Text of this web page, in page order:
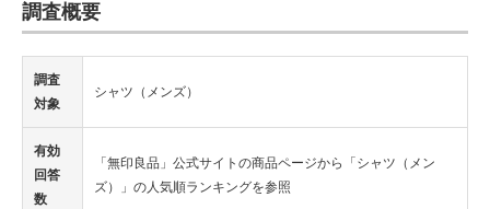
調査概要
調査
対象
シャツ（メンズ）
有効
回答
数
「無印良品」公式サイトの商品ページから「シャツ（メン
ズ）」の人気順ランキングを参照